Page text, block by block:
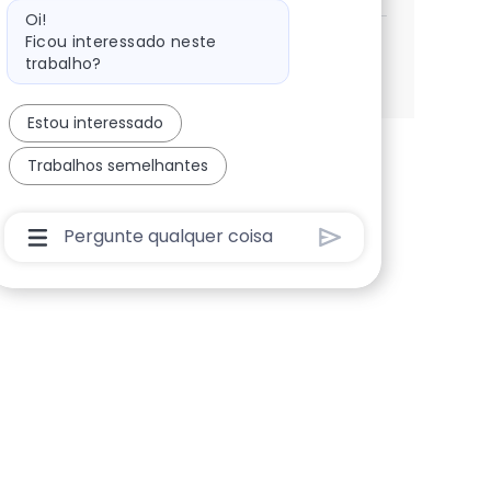
Ver mais
Mensagem do bot
Oi!
Ficou interessado neste
trabalho?
Estou interessado
Trabalhos semelhantes
Caixa De Entrada Do Usuário Do Chatbot Com